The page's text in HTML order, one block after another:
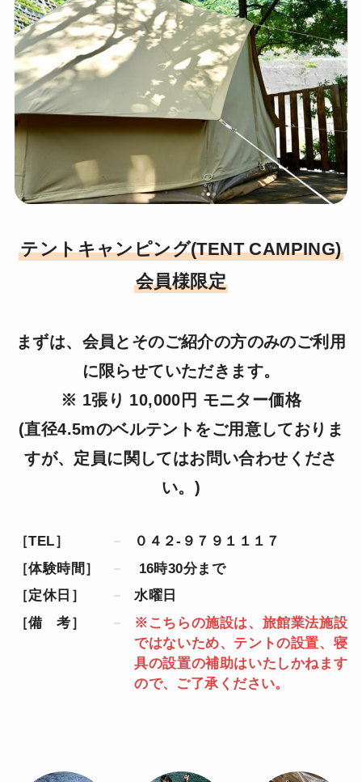
テントキャンピング(TENT CAMPING)
会員様限定
まずは、会員とそのご紹介の方のみのご利用
に限らせていただきます。
※ 1張り 10,000円 モニター価格
(直径4.5mのベルテントをご用意しておりま
すが、定員に関してはお問い合わせくださ
い。)
［TEL］
０４２-９７９１１１７
［体験時間］
16時30分まで
［定休日］
水曜日
［備 考］
※こちらの施設は、旅館業法施設
ではないため、テントの設置、寝
具の設置の補助はいたしかねます
ので、ご了承ください。